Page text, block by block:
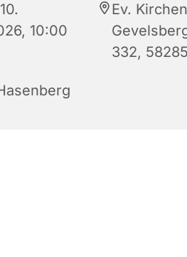
10:00
Ev.
332,